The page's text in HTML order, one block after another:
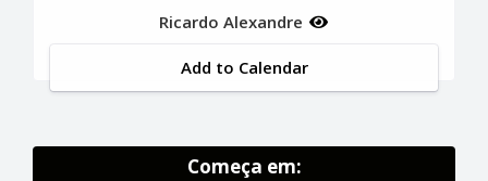
Ricardo Alexandre
Add to Calendar
Começa em: